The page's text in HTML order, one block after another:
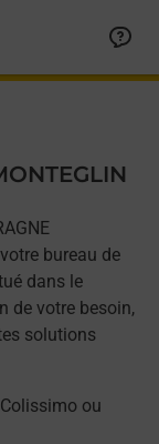
bureau de
dans le
de votre besoin,
solutions
ou